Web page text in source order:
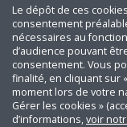
Le dépôt de ces
consentement
nécessaires au
d’audience pouvant
consentement. Vous
finalité, en cliquant sur
moment lors de votre
Gérer les cookies »
d’informations,voir